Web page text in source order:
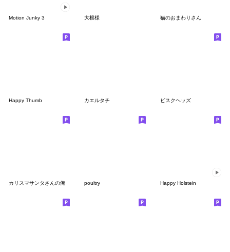
Motion Junky 3 大根様 猫のおまわりさん
Happy Thumb カエルタチ ビスクヘッズ
カリスマサンタさんの俺 poultry Happy Holstein